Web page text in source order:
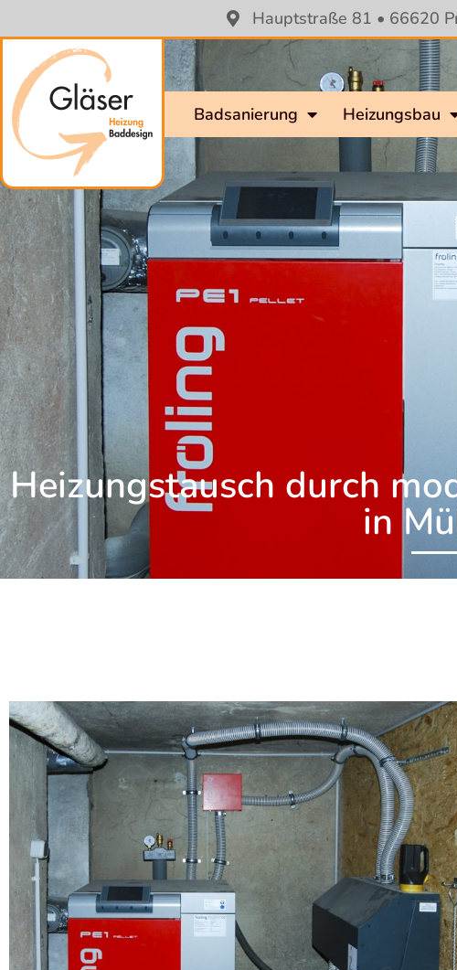
Hauptstraße 81 • 66620
Badsanierung Heizungsbau
Heizungstausch durch
in